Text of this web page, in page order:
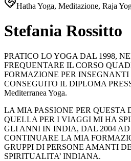
Hatha Yoga, Meditazione, Raja
Stefania Rossitto
PRATICO LO YOGA DAL 1998,
FREQUENTARE IL CORSO
FORMAZIONE PER INSEGNANTI
CONSEGUITO IL DIPLOMA
Mediterranea Yoga.
LA MIA PASSIONE PER QUESTA
QUELLA PER I VIAGGI MI HA
GLI ANNI IN INDIA, DAL 2004 AD
CONTINUARE LA MIA
GRUPPI DI PERSONE AMANTI
SPIRITUALITA’ INDIANA.